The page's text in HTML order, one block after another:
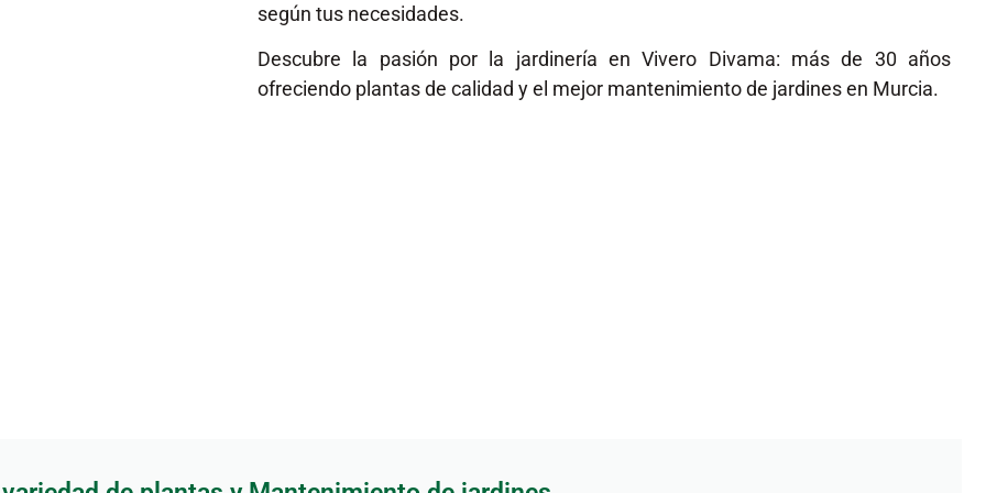
según tus necesidades.
Descubre la pasión por la jardinería en Vivero Divama: más de 30 años
ofreciendo plantas de calidad y el mejor mantenimiento de jardines en Murcia.